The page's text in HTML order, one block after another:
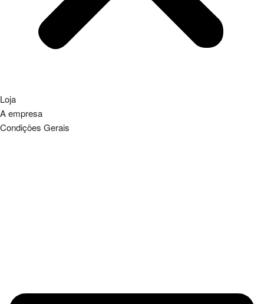
Loja
A empresa
Condições Gerais